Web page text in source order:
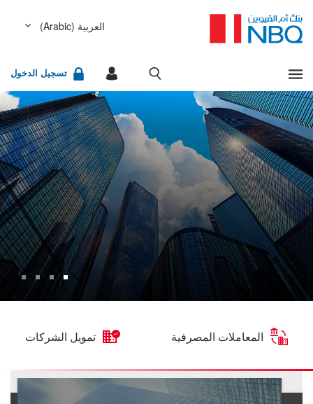
تسجيل الدخول
الخدمات المصرفية للشركات
الخدمات المصرفية للأفراد
العربية (Arabic)
مشاهدة كل النتائج
عفواً، لا يوجد أي شيء مطابق لمعايير البحث التي أدخلتها.
عذراً، لقد حدث خطأ أثناء تحضير نتائج البحث المطلوب. يرجى
إعادة المحاولة لاحقاً.
البحث السريع
المعاملات المصرفية تمويل الشركات